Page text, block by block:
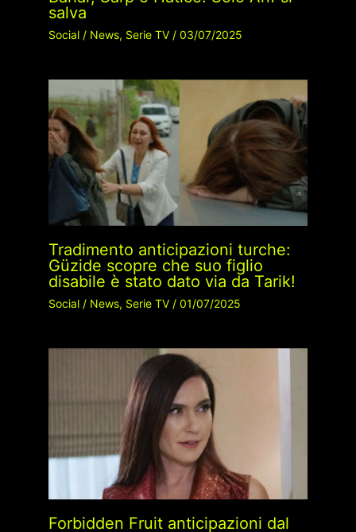
salva
Social/ News, Serie TV/ 03/07/2025
Tradimento anticipazioni turche:
Güzide scopre che suo figlio
disabile è stato dato via da Tarik!
Social/ News, Serie TV/ 01/07/2025
Forbidden Fruit anticipazioni dal